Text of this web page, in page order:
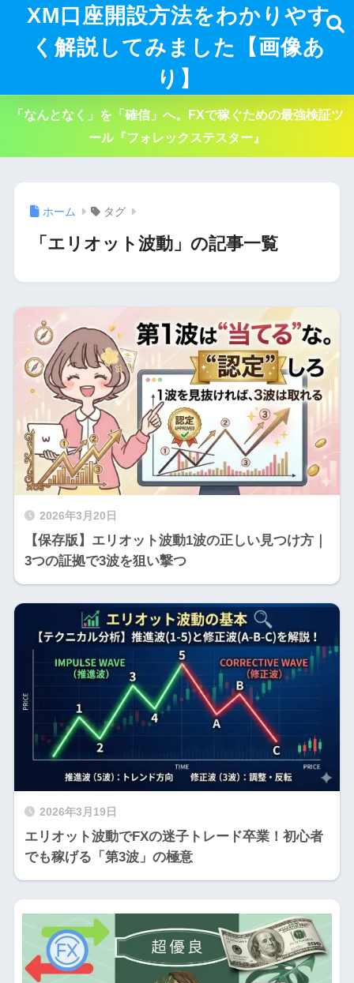
XM口座開設方法をわかりやす
く解説してみました【画像あ
り】
「なんとなく」を「確信」へ。FXで稼ぐための最強検証ツ
ール『フォレックステスター』
ホーム タグ
「エリオット波動」の記事一覧
2026年3月20日
【保存版】エリオット波動1波の正しい見つけ方｜
3つの証拠で3波を狙い撃つ
2026年3月19日
エリオット波動でFXの迷子トレード卒業！初心者
でも稼げる「第3波」の極意